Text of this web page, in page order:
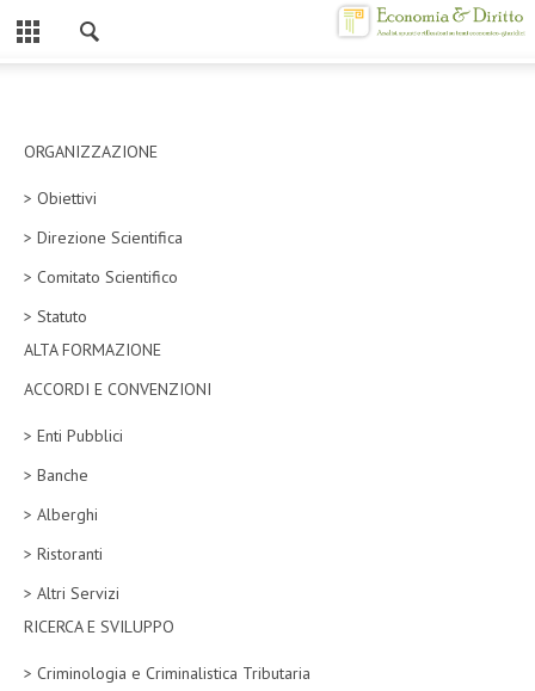
CHI SIAMO
MISSION
CONTATTI
ATTO COSTITUTIVO E STATUTO
ORGANIZZAZIONE
OBIETTIVI
DIREZIONE SCIENTIFICA
ALTA FORMAZIONE
ORGANIZZAZIONE
> Obiettivi
> Direzione Scientifica
> Comitato Scientifico
> Statuto
ALTA FORMAZIONE
ACCORDI E CONVENZIONI
> Enti Pubblici
> Banche
> Alberghi
> Ristoranti
> Altri Servizi
RICERCA E SVILUPPO
> Criminologia e Criminalistica Tributaria